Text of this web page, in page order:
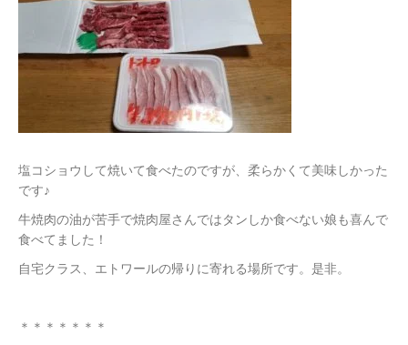
塩コショウして焼いて食べたのですが、柔らかくて美味しかった
です♪
牛焼肉の油が苦手で焼肉屋さんではタンしか食べない娘も喜んで
食べてました！
自宅クラス、エトワールの帰りに寄れる場所です。是非。
＊＊＊＊＊＊＊